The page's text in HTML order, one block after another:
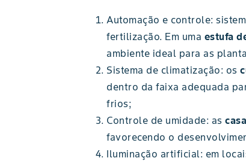
Automação e controle:
fertilização. Em uma estufa
ambiente ideal para as
Sistema de climatização: os
dentro da faixa adequada
frios;
Controle de umidade: as
favorecendo o
Iluminação artificial: em